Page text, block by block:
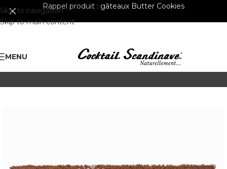
Skip to navigation
Skip to main content
Rappel produit : gâteaux Butter Cookies
MENU